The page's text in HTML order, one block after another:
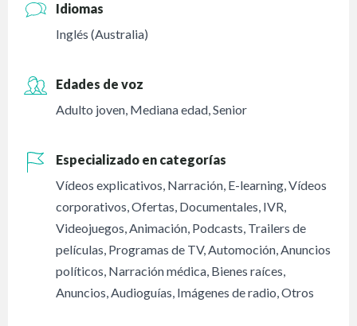
Idiomas
Inglés (Australia)
Edades de voz
Adulto joven, Mediana edad,Senior
Especializado en categorías
Vídeos explicativos, Narración, E-learning,Vídeos
corporativos,Ofertas, Documentales, IVR,
Videojuegos,Animación, Podcasts, Trailers de
películas, Programas de TV,Automoción,Anuncios
políticos, Narración médica, Bienes raíces,
Anuncios,Audioguías, Imágenes de radio,Otros